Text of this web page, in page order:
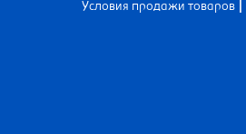
Условия продажи товаров